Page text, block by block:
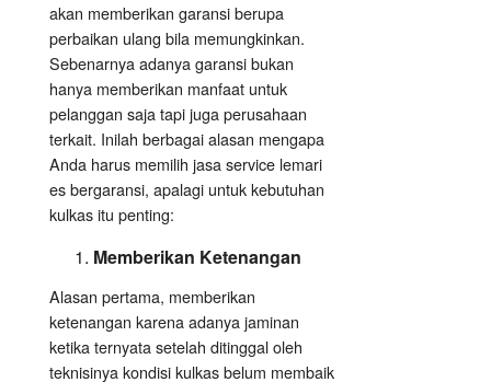
akan memberikan garansi berupa
perbaikan ulang bila memungkinkan.
Sebenarnya adanya garansi bukan
hanya memberikan manfaat untuk
pelanggan saja tapi juga perusahaan
terkait. Inilah berbagai alasan mengapa
Anda harus memilih jasa service lemari
es bergaransi, apalagi untuk kebutuhan
kulkas itu penting:
Memberikan Ketenangan
Alasan pertama, memberikan
ketenangan karena adanya jaminan
ketika ternyata setelah ditinggal oleh
teknisinya kondisi kulkas belum membaik